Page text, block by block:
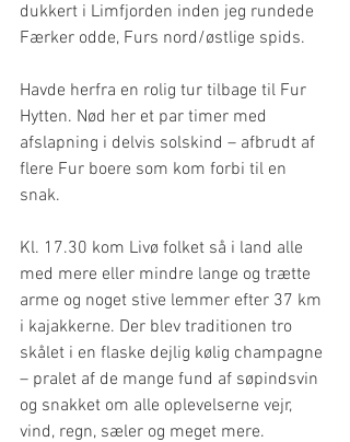
dukkert i Limfjorden inden jeg rundede
Færker odde, Furs nord/østlige spids.
Havde herfra en rolig tur tilbage til Fur
Hytten. Nød her et par timer med
afslapning i delvis solskind – afbrudt af
flere Fur boere som kom forbi til en
snak.
Kl. 17.30 kom Livø folket så i land alle
med mere eller mindre lange og trætte
arme og noget stive lemmer efter 37 km
i kajakkerne. Der blev traditionen tro
skålet i en flaske dejlig kølig champagne
– pralet af de mange fund af søpindsvin
og snakket om alle oplevelserne vejr,
vind, regn, sæler og meget mere.